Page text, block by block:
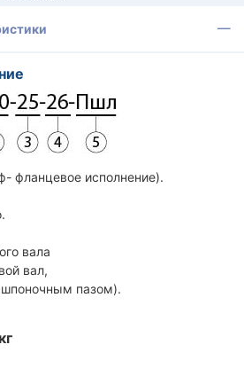
фланцевое исполнение).
вала
вал,
пазом).